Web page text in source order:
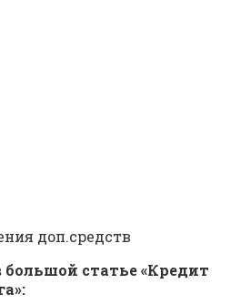
доп.средств
статье «Кредит